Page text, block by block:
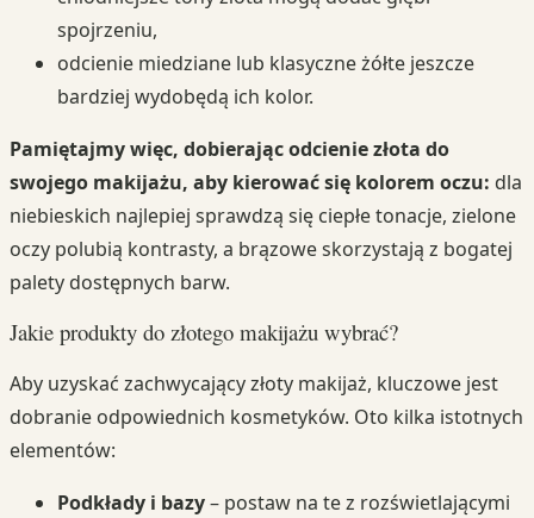
spojrzeniu,
odcienie miedziane lub klasyczne żółte jeszcze
bardziej wydobędą ich kolor.
Pamiętajmy więc, dobierając odcienie złota do
swojego makijażu, aby kierować się kolorem oczu: dla
niebieskich najlepiej sprawdzą się ciepłe tonacje, zielone
oczy polubią kontrasty, a brązowe skorzystają z bogatej
palety dostępnych barw.
Jakie produkty do złotego makijażu wybrać?
Aby uzyskać zachwycający złoty makijaż, kluczowe jest
dobranie odpowiednich kosmetyków. Oto kilka istotnych
elementów:
Podkłady i bazy– postaw na te z rozświetlającymi